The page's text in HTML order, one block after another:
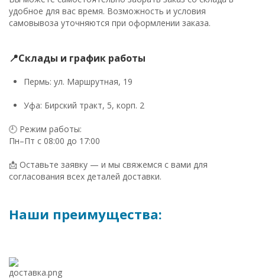
удобное для вас время. Возможность и условия
самовывоза уточняются при оформлении заказа.
📍Склады и график работы
Пермь: ул. Маршрутная, 19
Уфа: Бирский тракт, 5, корп. 2
🕘 Режим работы:
Пн–Пт с 08:00 до 17:00
📩 Оставьте заявку — и мы свяжемся с вами для
согласования всех деталей доставки.
Наши преимущества: